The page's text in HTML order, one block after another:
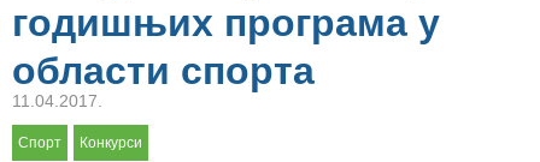
годишњих програма у
области спорта
11.04.2017.
Спорт Конкурси